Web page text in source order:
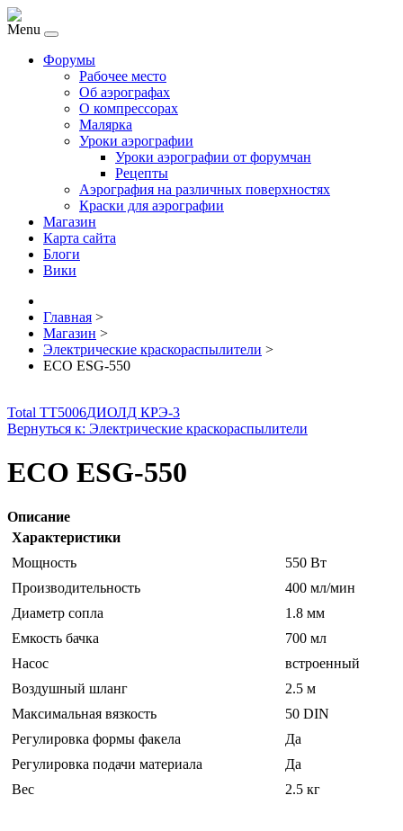
Menu
Форумы
Рабочее место
Об аэрографах
О компрессорах
Малярка
Уроки аэрографии
Уроки аэрографии от форумчан
Рецепты
Аэрография на различных поверхностях
Краски для аэрографии
Магазин
Карта сайта
Блоги
Вики
Главная >
Магазин >
Электрические краскораспылители >
ECO ESG-550
Total TT5006ДИОЛД КРЭ-3
Вернуться к: Электрические краскораспылители
ECO ESG-550
Описание
Характеристики
Мощность
550 Вт
Производительность
400 мл/мин
Диаметр сопла
1.8 мм
Емкость бачка
700 мл
Насос
встроенный
Воздушный шланг
2.5 м
Максимальная вязкость
50 DIN
Регулировка формы факела
Да
Регулировка подачи материала
Да
Вес
2.5 кг